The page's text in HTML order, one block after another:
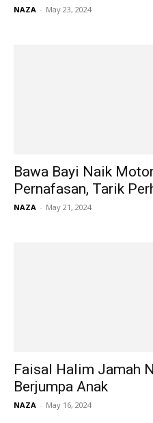
NAZA - May 23, 2024
Bawa Bayi Naik
Pernafasan, Tarik
NAZA - May 21, 2024
Faisal Halim Jamah
Berjumpa Anak
NAZA - May 16, 2024